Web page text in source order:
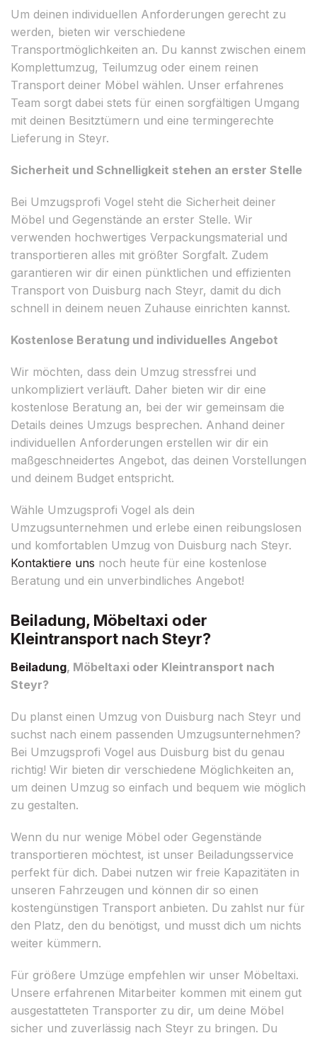
Um deinen individuellen Anforderungen gerecht zu
werden, bieten wir verschiedene
Transportmöglichkeiten an. Du kannst zwischen einem
Komplettumzug, Teilumzug oder einem reinen
Transport deiner Möbel wählen. Unser erfahrenes
Team sorgt dabei stets für einen sorgfältigen Umgang
mit deinen Besitztümern und eine termingerechte
Lieferung in Steyr.
Sicherheit und Schnelligkeit stehen an erster Stelle
Bei Umzugsprofi Vogel steht die Sicherheit deiner
Möbel und Gegenstände an erster Stelle. Wir
verwenden hochwertiges Verpackungsmaterial und
transportieren alles mit größter Sorgfalt. Zudem
garantieren wir dir einen pünktlichen und effizienten
Transport von Duisburg nach Steyr, damit du dich
schnell in deinem neuen Zuhause einrichten kannst.
Kostenlose Beratung und individuelles Angebot
Wir möchten, dass dein Umzug stressfrei und
unkompliziert verläuft. Daher bieten wir dir eine
kostenlose Beratung an, bei der wir gemeinsam die
Details deines Umzugs besprechen. Anhand deiner
individuellen Anforderungen erstellen wir dir ein
maßgeschneidertes Angebot, das deinen Vorstellungen
und deinem Budget entspricht.
Wähle Umzugsprofi Vogel als dein
Umzugsunternehmen und erlebe einen reibungslosen
und komfortablen Umzug von Duisburg nach Steyr.
Kontaktiere uns noch heute für eine kostenlose
Beratung und ein unverbindliches Angebot!
Beiladung, Möbeltaxi oder
Kleintransport nach Steyr?
Beiladung, Möbeltaxi oder Kleintransport nach
Steyr?
Du planst einen Umzug von Duisburg nach Steyr und
suchst nach einem passenden Umzugsunternehmen?
Bei Umzugsprofi Vogel aus Duisburg bist du genau
richtig! Wir bieten dir verschiedene Möglichkeiten an,
um deinen Umzug so einfach und bequem wie möglich
zu gestalten.
Wenn du nur wenige Möbel oder Gegenstände
transportieren möchtest, ist unser Beiladungsservice
perfekt für dich. Dabei nutzen wir freie Kapazitäten in
unseren Fahrzeugen und können dir so einen
kostengünstigen Transport anbieten. Du zahlst nur für
den Platz, den du benötigst, und musst dich um nichts
weiter kümmern.
Für größere Umzüge empfehlen wir unser Möbeltaxi.
Unsere erfahrenen Mitarbeiter kommen mit einem gut
ausgestatteten Transporter zu dir, um deine Möbel
sicher und zuverlässig nach Steyr zu bringen. Du